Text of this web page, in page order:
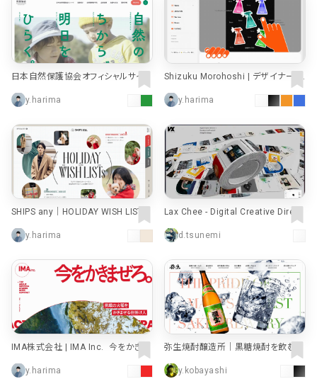
日本自然保護協会オフィシャルサイト
y.harima
Shizuku Morohoshi | デザイナー・
y.harima
SHIPS any｜HOLIDAY WISH LISTs
y.harima
Lax Chee - Digital Creative Direct
d.tsunemi
IMA株式会社 | IMA Inc. 今をかきま
y.harima
弥生焼酎醸造所｜黒糖焼酎を飲むな
y.kobayashi